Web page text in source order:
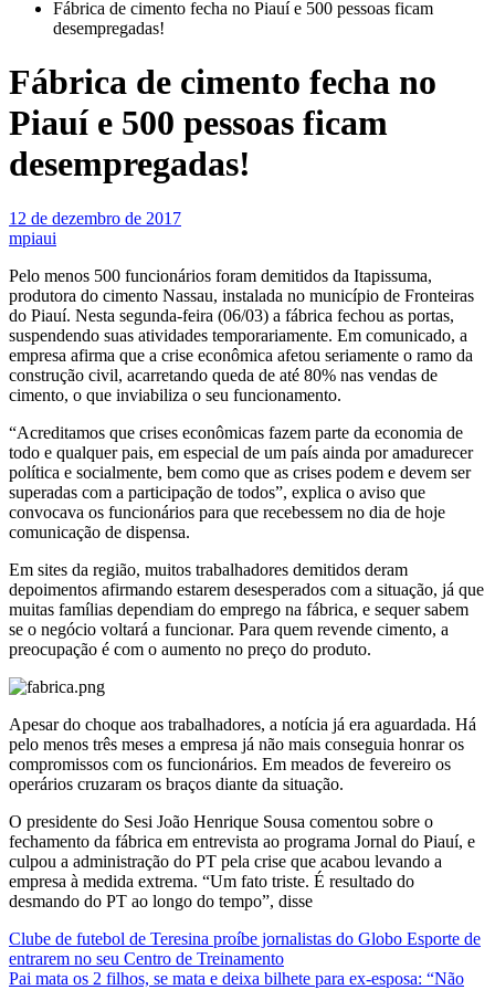
Fábrica de cimento fecha no Piauí e 500 pessoas ficam
desempregadas!
Fábrica de cimento fecha no
Piauí e 500 pessoas ficam
desempregadas!
12 de dezembro de 2017
mpiaui
Pelo menos 500 funcionários foram demitidos da Itapissuma,
produtora do cimento Nassau, instalada no município de Fronteiras
do Piauí. Nesta segunda-feira (06/03) a fábrica fechou as portas,
suspendendo suas atividades temporariamente. Em comunicado, a
empresa afirma que a crise econômica afetou seriamente o ramo da
construção civil, acarretando queda de até 80% nas vendas de
cimento, o que inviabiliza o seu funcionamento.
“Acreditamos que crises econômicas fazem parte da economia de
todo e qualquer pais, em especial de um país ainda por amadurecer
política e socialmente, bem como que as crises podem e devem ser
superadas com a participação de todos”, explica o aviso que
convocava os funcionários para que recebessem no dia de hoje
comunicação de dispensa.
Em sites da região, muitos trabalhadores demitidos deram
depoimentos afirmando estarem desesperados com a situação, já que
muitas famílias dependiam do emprego na fábrica, e sequer sabem
se o negócio voltará a funcionar. Para quem revende cimento, a
preocupação é com o aumento no preço do produto.
Apesar do choque aos trabalhadores, a notícia já era aguardada. Há
pelo menos três meses a empresa já não mais conseguia honrar os
compromissos com os funcionários. Em meados de fevereiro os
operários cruzaram os braços diante da situação.
O presidente do Sesi João Henrique Sousa comentou sobre o
fechamento da fábrica em entrevista ao programa Jornal do Piauí, e
culpou a administração do PT pela crise que acabou levando a
empresa à medida extrema. “Um fato triste. É resultado do
desmando do PT ao longo do tempo”, disse
Navegação
de
Clube de futebol de Teresina proíbe jornalistas do Globo Esporte de
entrarem no seu Centro de Treinamento
Pai mata os 2 filhos, se mata e deixa bilhete para ex-esposa: “Não